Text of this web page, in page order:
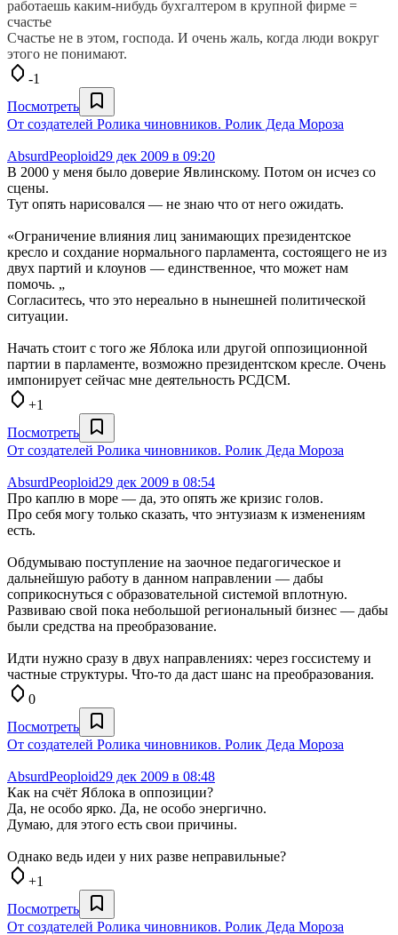
работаешь каким-нибудь бухгалтером в крупной фирме =
счастье
Счастье не в этом, господа. И очень жаль, когда люди вокруг
этого не понимают.
-1
Посмотреть
От создателей Ролика чиновников. Ролик Деда Мороза
AbsurdPeoploid29 дек 2009 в 09:20
В 2000 у меня было доверие Явлинскому. Потом он исчез со
сцены.
Тут опять нарисовался — не знаю что от него ожидать.
«Ограничение влияния лиц занимающих президентское
кресло и сохдание нормального парламента, состоящего не из
двух партий и клоунов — единственное, что может нам
помочь. „
Согласитесь, что это нереально в нынешней политической
ситуации.
Начать стоит с того же Яблока или другой оппозиционной
партии в парламенте, возможно президентском кресле. Очень
импонирует сейчас мне деятельность РСДСМ.
+1
Посмотреть
От создателей Ролика чиновников. Ролик Деда Мороза
AbsurdPeoploid29 дек 2009 в 08:54
Про каплю в море — да, это опять же кризис голов.
Про себя могу только сказать, что энтузиазм к изменениям
есть.
Обдумываю поступление на заочное педагогическое и
дальнейшую работу в данном направлении — дабы
соприкоснуться с образовательной системой вплотную.
Развиваю свой пока небольшой региональный бизнес — дабы
были средства на преобразование.
Идти нужно сразу в двух направлениях: через госсистему и
частные структуры. Что-то да даст шанс на преобразования.
0
Посмотреть
От создателей Ролика чиновников. Ролик Деда Мороза
AbsurdPeoploid29 дек 2009 в 08:48
Как на счёт Яблока в оппозиции?
Да, не особо ярко. Да, не особо энергично.
Думаю, для этого есть свои причины.
Однако ведь идеи у них разве неправильные?
+1
Посмотреть
От создателей Ролика чиновников. Ролик Деда Мороза